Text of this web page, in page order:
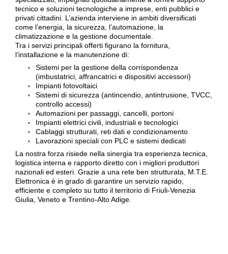
tecnico e soluzioni tecnologiche a imprese, enti pubblici e
privati cittadini. L’azienda interviene in ambiti diversificati
come l’energia, la sicurezza, l’automazione, la
climatizzazione e la gestione documentale.
Tra i servizi principali offerti figurano la fornitura,
l’installazione e la manutenzione di:
Sistemi per la gestione della corrispondenza
(imbustatrici, affrancatrici e dispositivi accessori)
Impianti fotovoltaici
Sistemi di sicurezza (antincendio, antintrusione, TVCC,
controllo accessi)
Automazioni per passaggi, cancelli, portoni
Impianti elettrici civili, industriali e tecnologici
Cablaggi strutturati, reti dati e condizionamento
Lavorazioni speciali con PLC e sistemi dedicati
La nostra forza risiede nella sinergia tra esperienza tecnica,
logistica interna e rapporto diretto con i migliori produttori
nazionali ed esteri. Grazie a una rete ben strutturata, M.T.E.
Elettronica è in grado di garantire un servizio rapido,
efficiente e completo su tutto il territorio di Friuli-Venezia
Giulia, Veneto e Trentino-Alto Adige.